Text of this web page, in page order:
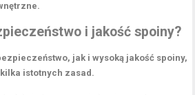
i jakość spoiny?
jak i wysoką jakość spoiny,
istotnych zasad.